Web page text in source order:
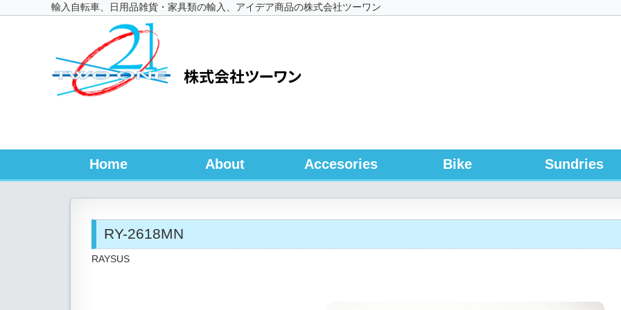
輸入自転車、日用品雑貨・家具類の輸入、アイデア商品の株式会社ツーワン
Home About Accesories Bike Sundries
RY-2618MN
RAYSUS